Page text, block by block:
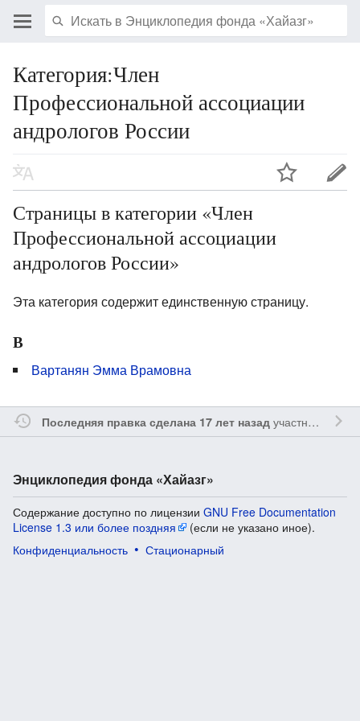
Категория:Член
Профессиональной ассоциации
андрологов России
Страницы в категории «Член
Профессиональной ассоциации
андрологов России»
Эта категория содержит единственную страницу.
В
Вартанян Эмма Врамовна
Последняя правка сделана 17 лет назадучастником
Энциклопедия фонда «Хайазг»
Содержание доступно по лицензии GNU Free Documentation
License 1.3 или более поздняя
(если не указано иное).
Конфиденциальность
Стационарный